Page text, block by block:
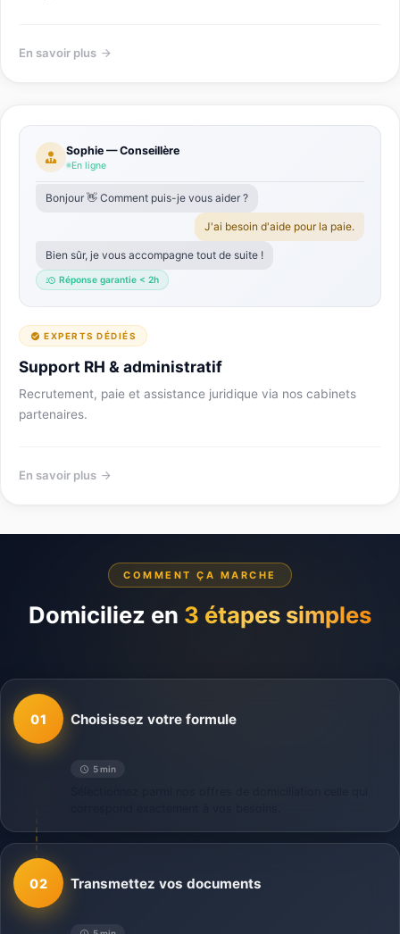
En savoir plus
Sophie — Conseillère
En ligne
Bonjour 👋 Comment puis-je vous aider ?
J'ai besoin d'aide pour la paie.
Bien sûr, je vous accompagne tout de suite !
Réponse garantie < 2h
EXPERTS DÉDIÉS
Support RH & administratif
Recrutement, paie et assistance juridique via nos cabinets
partenaires.
En savoir plus
COMMENT ÇA MARCHE
Domiciliez en 3 étapes simples
01
5 min
Choisissez votre formule
02 Transmettez vos documents